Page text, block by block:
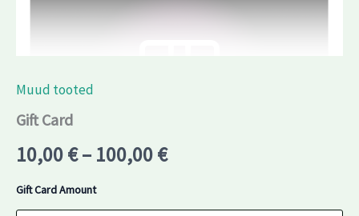
Muud tooted
Gift Card
10,00€– 100,00€
Gift Card Amount